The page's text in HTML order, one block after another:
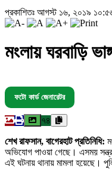
প্রকাশিতঃ আগস্ট ১৬, ২০১৯ ১০:৫৬
মংলায় ঘরবাড়ি
ফটো কার্ড জেনারেটর
৭৪
শেখ রাফসান, বাগেরহাট প্রতিনিধি:
অভিযোগ পাওয়া গেছে। এসময়
এই ঘটনায় থানায় মামলা হয়েছে।